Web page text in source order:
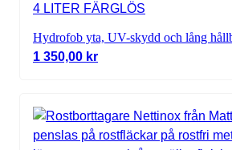
4 LITER FÄRGLÖS
Hydrofob yta, UV-skydd och lång
1 350,00 kr